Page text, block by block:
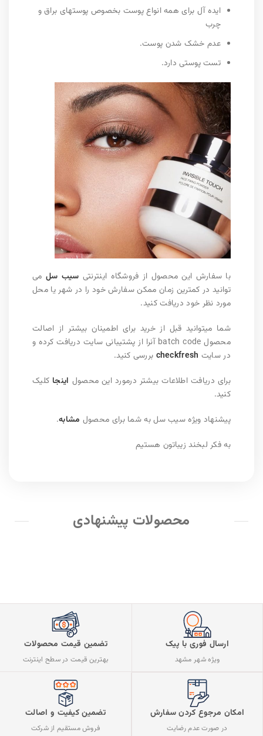
ایده آل برای همه انواع پوست بخصوص پوستهای براق و
چرب
عدم خشک شدن پوست.
تست پوستی دارد.
با سفارش این محصول از فروشگاه اینترنتی سیب سل می
توانید در کمترین زمان ممکن سفارش خود را در شهر یا محل
مورد نظر خود دریافت کنید.
شما میتوانید قبل از خرید برای اطمینان بیشتر از اصالت
محصول batch code آنرا از پشتیبانی سایت دریافت کرده و
در سایت checkfresh بررسی کنید.
برای دریافت اطلاعات بیشتر درمورد این محصول اینجا کلیک
کنید.
پیشنهاد ویژه سیب سل به شما برای محصول مشابه.
به فکر لبخند زیباتون هستیم
محصولات پیشنهادی
ارسال فوری با پیک
ویژه شهر مشهد
تضمین قیمت محصولات
بهترین قیمت در سطح اینترنت
امکان مرجوع کردن سفارش
در صورت عدم رضایت
تضمین کیفیت و اصالت
فروش مستقیم از شرکت